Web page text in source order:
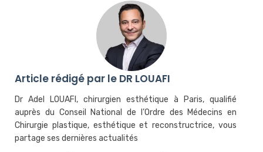
Article rédigé par le DR LOUAFI
Dr Adel LOUAFI, chirurgien esthétique à Paris, qualifié
auprès du Conseil National de l’Ordre des Médecins en
Chirurgie plastique, esthétique et reconstructrice, vous
partage ses dernières actualités